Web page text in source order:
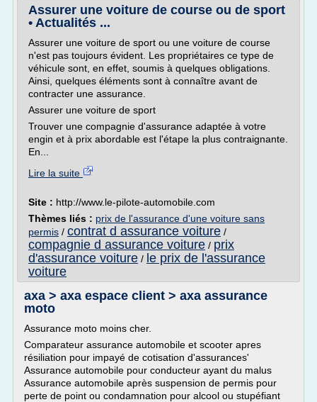
Assurer une voiture de course ou de sport
• Actualités ...
Assurer une voiture de sport ou une voiture de course
n'est pas toujours évident. Les propriétaires ce type de
véhicule sont, en effet, soumis à quelques obligations.
Ainsi, quelques éléments sont à connaître avant de
contracter une assurance.
Assurer une voiture de sport
Trouver une compagnie d'assurance adaptée à votre
engin et à prix abordable est l'étape la plus contraignante.
En...
Lire la suite
Site : http://www.le-pilote-automobile.com
Thèmes liés : prix de l'assurance d'une voiture sans
permis / contrat d assurance voiture /
compagnie d assurance voiture / prix
d'assurance voiture / le prix de l'assurance
voiture
axa > axa espace client > axa assurance
moto
Assurance moto moins cher.
Comparateur assurance automobile et scooter apres
résiliation pour impayé de cotisation d'assurances'
Assurance automobile pour conducteur ayant du malus
Assurance automobile après suspension de permis pour
perte de point ou condamnation pour alcool ou stupéfiant